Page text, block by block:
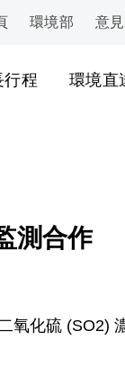
環境部 意
行程 環境直
測合作
氧化硫 (SO2)